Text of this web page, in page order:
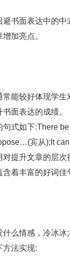
书面表达中的
加亮点。
能较好体现学
面表达的成绩。
句式如下:There
宾从);It
提升文章的层
着丰富的好词佳
么情感，冷冰冰
方法实现: